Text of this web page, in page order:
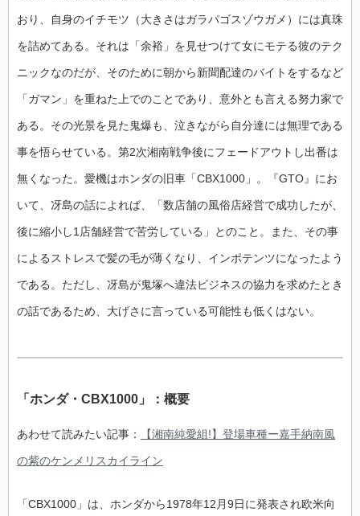
おり、自身のイチモツ（大きさはガラパゴスゾウガメ）には真珠
を詰めてある。それは「余裕」を見せつけて女にモテる彼のテク
ニックなのだが、そのために朝から新聞配達のバイトをするなど
「ガマン」を重ねた上でのことであり、意外とも言える努力家で
ある。その光景を見た鬼爆も、泣きながら自分達には無理である
事を悟らせている。第2次湘南戦争後にフェードアウトし出番は
無くなった。愛機はホンダの旧車「CBX1000」。『GTO』にお
いて、冴島の話によれば、「数店舗の風俗店経営で成功したが、
後に縮小し1店舗経営で苦労している」とのこと。また、その事
によるストレスで髪の毛が薄くなり、インポテンツになったよう
である。ただし、冴島が鬼塚へ違法ビジネスの協力を求めたとき
の話であるため、大げさに言っている可能性も低くはない。
「ホンダ・CBX1000」：概要
あわせて読みたい記事： 【湘南純愛組!】登場車種ー嘉手納南風
の紫のケンメリスカイライン
「CBX1000」は、ホンダから1978年12月9日に発表され欧米向